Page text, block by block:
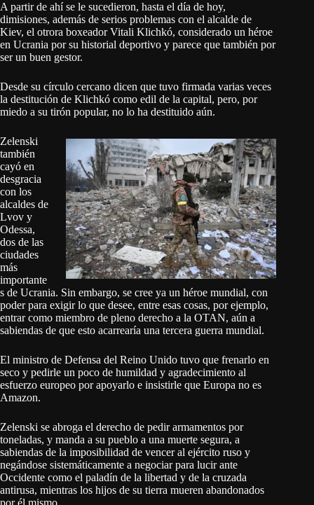
A partir de ahí se le sucedieron, hasta el día de hoy,
dimisiones, además de serios problemas con el alcalde de
Kiev, el otrora boxeador Vitali Klichkó, considerado un héroe
en Ucrania por su historial deportivo y parece que también por
ser un buen gestor.
Desde su círculo cercano dicen que tuvo firmada varias veces
la destitución de Klichkó como edil de la capital, pero, por
miedo a su tirón popular, no lo ha destituido aún.
Zelenski
también
cayó en
desgracia
con los
alcaldes de
Lvov y
Odessa,
dos de las
ciudades
más
importante
s de Ucrania. Sin embargo, se cree ya un héroe mundial, con
poder para exigir lo que desee, entre esas cosas, por ejemplo,
entrar como miembro de pleno derecho a la OTAN, aún a
sabiendas de que esto acarrearía una tercera guerra mundial.
El ministro de Defensa del Reino Unido tuvo que frenarlo en
seco y pedirle un poco de humildad y agradecimiento al
esfuerzo europeo por apoyarlo e insistirle que Europa no es
Amazon.
Zelenski se abroga el derecho de pedir armamentos por
toneladas, y manda a su pueblo a una muerte segura, a
sabiendas de la imposibilidad de vencer al ejército ruso y
negándose sistemáticamente a negociar para lucir ante
Occidente como el paladín de la libertad y de la cruzada
antirusa, mientras los hijos de su tierra mueren abandonados